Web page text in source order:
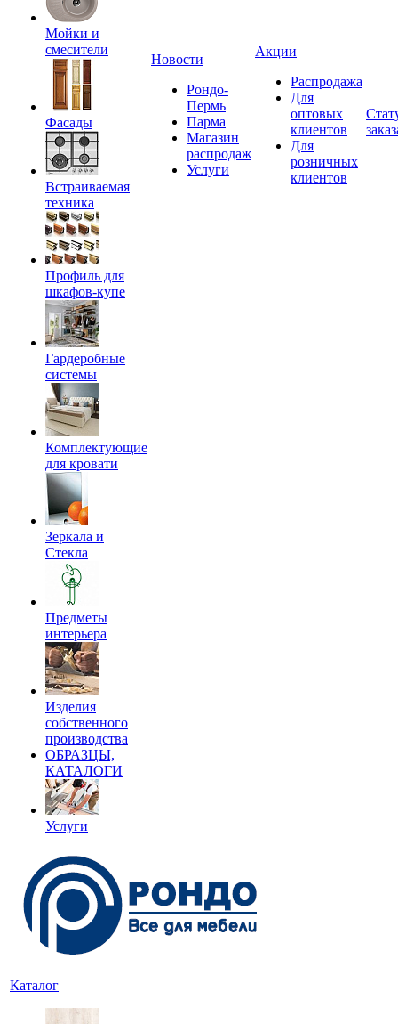
Мойки и
смесители
Фасады
Встраиваемая
техника
Профиль для
шкафов-купе
Гардеробные
системы
Комплектующие
для кровати
Зеркала и
Стекла
Предметы
интерьера
Изделия
собственного
производства
ОБРАЗЦЫ,
КАТАЛОГИ
Услуги
Новости
Рондо-
Пермь
Парма
Магазин
распродаж
Услуги
Акции
Распродажа
Для
оптовых
клиентов
Для
розничных
клиентов
Каталог